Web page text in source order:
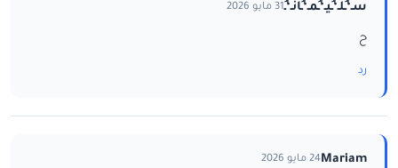
سـ‘ـُلـ‘ـُيـ‘ـُمـ‘ـُاْنـ‘ـُ31 مايو 2026
ح
رد
Mariam24 مايو 2026